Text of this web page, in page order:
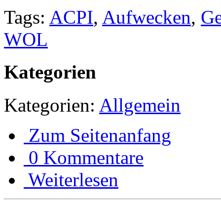
Tags: ACPI, Aufwecken,
WOL
Kategorien
Kategorien: Allgemein
Zum Seitenanfang
0 Kommentare
Weiterlesen